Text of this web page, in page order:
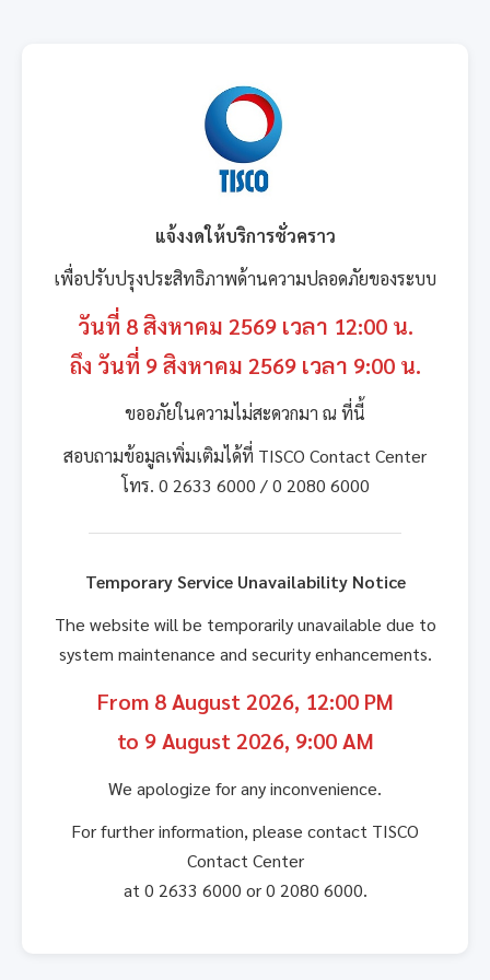
แจ้งงดให้บริการชั่วคราว
เพื่อปรับปรุงประสิทธิภาพด้านความปลอดภัยของระบบ
วันที่ 8 สิงหาคม 2569 เวลา 12:00 น.
ถึง วันที่ 9 สิงหาคม 2569 เวลา 9:00 น.
ขออภัยในความไม่สะดวกมา ณ ที่นี้
สอบถามข้อมูลเพิ่มเติมได้ที่ TISCO Contact Center
โทร. 0 2633 6000 / 0 2080 6000
Temporary Service Unavailability Notice
The website will be temporarily unavailable due to
system maintenance and security enhancements.
From 8 August 2026, 12:00 PM
to 9 August 2026, 9:00 AM
We apologize for any inconvenience.
For further information, please contact TISCO
Contact Center
at 0 2633 6000 or 0 2080 6000.